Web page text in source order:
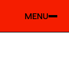
MENU